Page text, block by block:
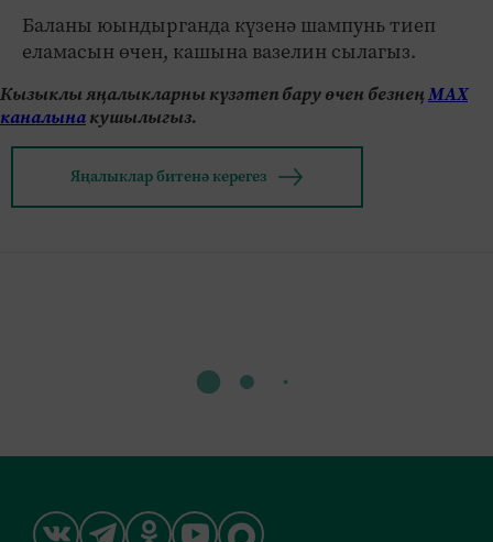
Баланы юындырганда күзенә шампунь тиеп
еламасын өчен, кашына вазелин сылагыз.
Кызыклы яңалыкларны күзәтеп бару өчен безнеңМАХ
каналынакушылыгыз.
Яңалыклар битенә керегез